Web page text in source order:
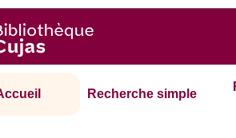
Recherche simple